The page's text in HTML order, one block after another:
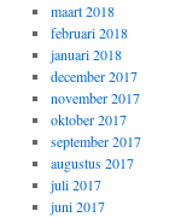
maart 2018
februari 2018
januari 2018
december 2017
november 2017
oktober 2017
september 2017
augustus 2017
juli 2017
juni 2017